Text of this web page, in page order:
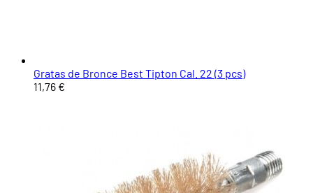
Gratas de Bronce Best Tipton Cal. 22 (3 pcs)
11,76 €